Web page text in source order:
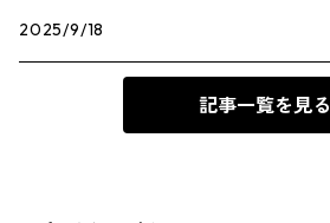
2025/9/18
記事一覧を見る